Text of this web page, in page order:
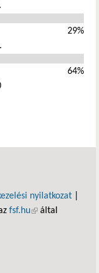
29%
64%
nyilatkozat
fsf.hu(külső hivatkozás)
által